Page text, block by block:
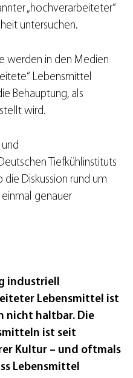
„hochverarbeiteter“
untersuchen.
werden in den Medien
Lebensmittel
Behauptung, als
wird.
und
Tiefkühlinstituts
die Diskussion rund um
genauer
industriell
Lebensmittel ist
nicht haltbar. Die
ist seit
Kultur – und oftmals
Lebensmittel